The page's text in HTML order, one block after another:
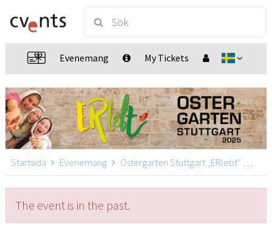
Evenemang My Tickets
Startsida Evenemang Ostergarten Stuttgart „ERlebt“
The event is in the past.